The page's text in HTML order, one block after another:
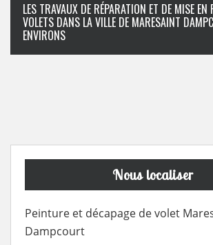
LES TRAVAUX DE RÉPARATION ET DE MISE EN
VOLETS DANS LA VILLE DE MARESAINT
ENVIRONS
Nous localiser
Peinture et décapage de volet
Dampcourt